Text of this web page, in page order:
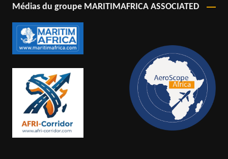
Médias du groupe MARITIMAFRICA ASSOCIATED